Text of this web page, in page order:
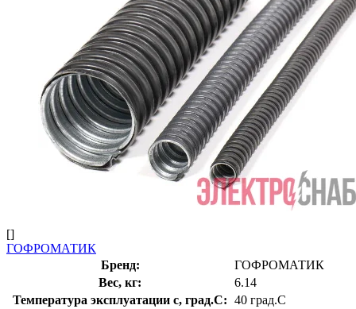
[]
ГОФРОМАТИК
Бренд:
ГОФРОМАТИК
Вес, кг:
6.14
Температура эксплуатации с, град.C: 40 град.C